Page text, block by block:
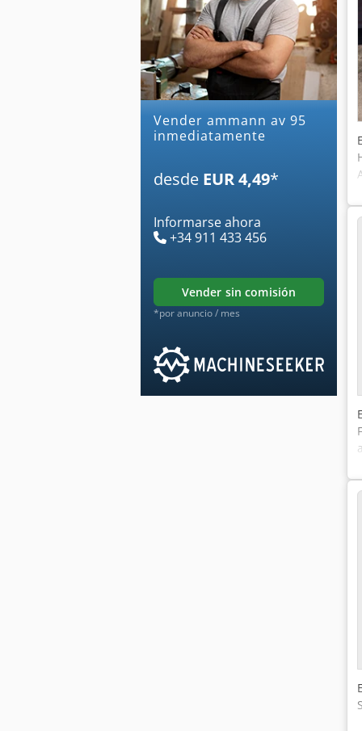
Vender ammann av 95
inmediatamente
desde EUR 4,49*
Informarse ahora
+34 911 433 456
vender sin comisión
*por anuncio / mes